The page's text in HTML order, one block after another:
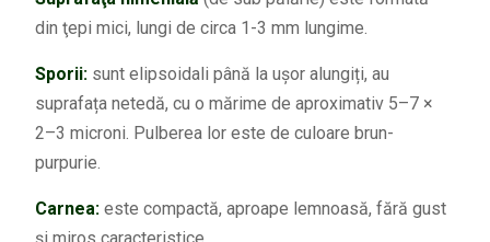
din ţepi mici, lungi de circa 1-3 mm lungime.
Sporii:sunt elipsoidali până la ușor alungiți, au
suprafața netedă, cu o mărime de aproximativ 5–7 ×
2–3 microni. Pulberea lor este de culoare brun-
purpurie.
Carnea: este compactă, aproape lemnoasă, fără gust